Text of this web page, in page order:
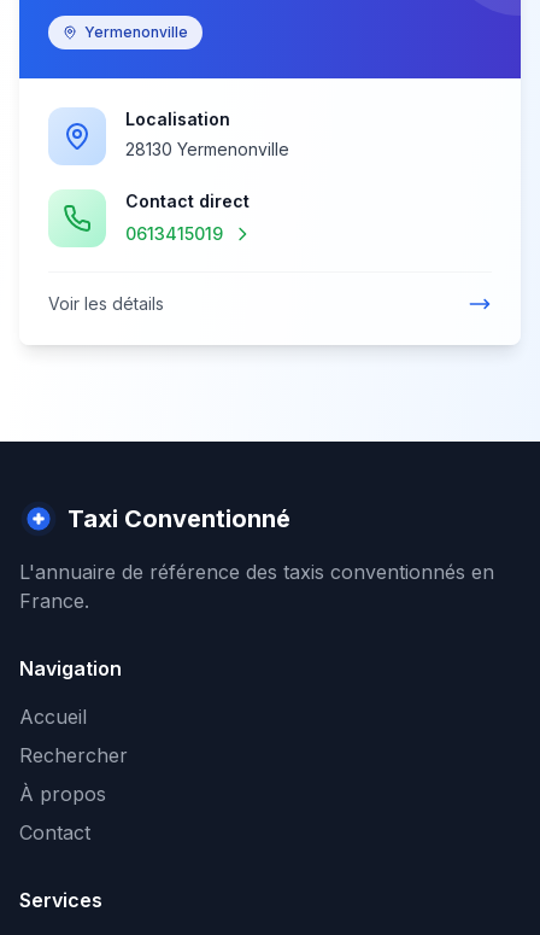
Yermenonville
Localisation
28130 Yermenonville
Contact direct
0613415019
Voir les détails
Taxi Conventionné
L'annuaire de référence des taxis conventionnés en
France.
Navigation
Accueil
Rechercher
À propos
Contact
Services